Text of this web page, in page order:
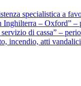
specialistica a
– Oxford”
di cassa” –
incendio, atti